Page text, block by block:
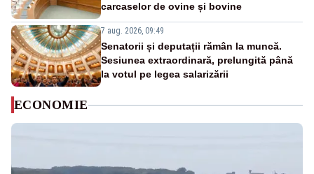
carcaselor de ovine și bovine
7 aug. 2026, 09:49
Senatorii și deputații rămân la muncă.
Sesiunea extraordinară, prelungită până
la votul pe legea salarizării
ECONOMIE